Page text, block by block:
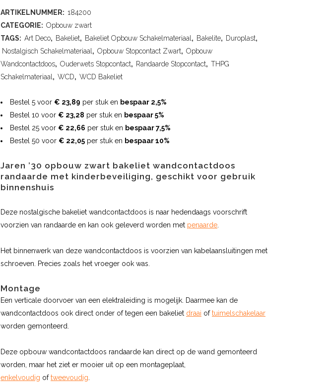
ARTIKELNUMMER: 184200
CATEGORIE: Opbouw zwart
TAGS: Art Deco, Bakeliet, Bakeliet Opbouw Schakelmateriaal , Bakelite, Duroplast,
Nostalgisch Schakelmateriaal , Opbouw Stopcontact Zwart, Opbouw
Wandcontactdoos, Ouderwets Stopcontact, Randaarde Stopcontact, THPG
Schakelmateriaal , WCD, WCD Bakeliet
Bestel 5 voor € 23,89 per stuk en bespaar 2,5%
Bestel 10 voor € 23,28 per stuk en bespaar 5%
Bestel 25 voor € 22,66 per stuk en bespaar 7,5%
Bestel 50 voor € 22,05 per stuk en bespaar 10%
Jaren ’30 opbouw zwart bakeliet wandcontactdoos
randaarde met kinderbeveiliging, geschikt voor gebruik
binnenshuis
Deze nostalgische bakeliet wandcontactdoos is naar hedendaags voorschrift
voorzien van randaarde en kan ook geleverd worden met penaarde
Het binnenwerk van deze wandcontactdoos is voorzien van kabelaansluitingen met
schroeven. Precies zoals het vroeger ook was.
Montage
Een verticale doorvoer van een elektraleiding is mogelijk. Daarmee kan de
wandcontactdoos ook direct onder of tegen een bakeliet draai oftuimelschakelaar
worden gemonteerd.
Deze opbouw wandcontactdoos randaarde kan direct op de wand gemonteerd
worden, maar het ziet er mooier uit op een montageplaat,
enkelvoudig oftweevoudig